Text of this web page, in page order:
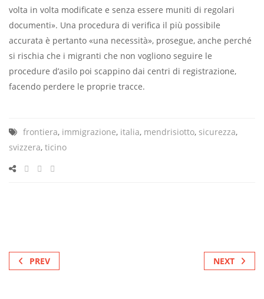
volta in volta modificate e senza essere muniti di regolari
documenti». Una procedura di verifica il più possibile
accurata è pertanto «una necessità», prosegue, anche perché
si rischia che i migranti che non vogliono seguire le
procedure d’asilo poi scappino dai centri di registrazione,
facendo perdere le proprie tracce.
frontiera, immigrazione, italia, mendrisiotto, sicurezza,
svizzera, ticino
PREV NEXT